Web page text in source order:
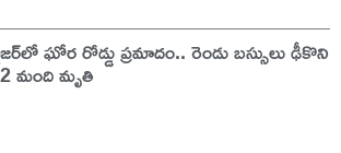
ఘోర రోడ్డు ప్రమాదం.. రెండు బస్సులు ఢీకొని
మంది మృతి